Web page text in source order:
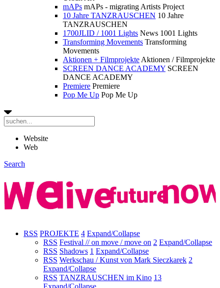
mAPs mAPs - migrating Artists Project
10 Jahre TANZRAUSCHEN 10 Jahre
TANZRAUSCHEN
1700JLID / 1001 Lights News 1001 Lights
Transforming Movements Transforming
Movements
Aktionen + Filmprojekte Aktionen / Filmprojekte
SCREEN DANCE ACADEMY SCREEN
DANCE ACADEMY
Premiere Premiere
Pop Me Up Pop Me Up
Website
Web
Search
RSS PROJEKTE 4 Expand/Collapse
RSS Festival // on move / move on 2 Expand/Collapse
RSS Shadows 1 Expand/Collapse
RSS Werkschau / Kunst von Mark Sieczkarek 2
Expand/Collapse
RSS TANZRAUSCHEN im Kino 13